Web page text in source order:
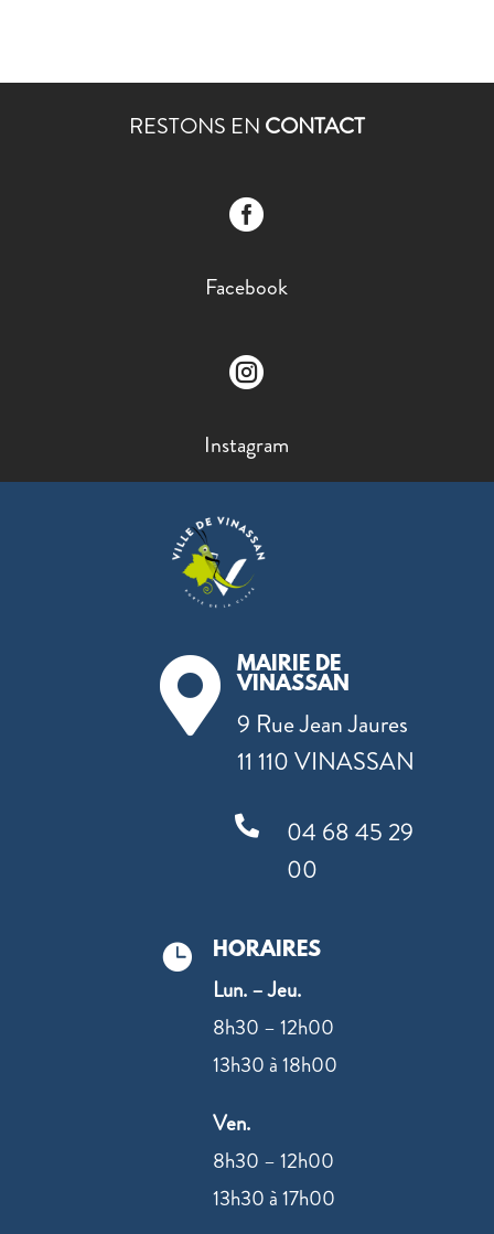
RESTONS EN CONTACT

Facebook

Instagram

MAIRIE DE
VINASSAN
9 Rue Jean Jaures
11 110 VINASSAN

04 68 45 29
00
 HORAIRES
Lun. – Jeu.
8h30 – 12h00
13h30 à 18h00
Ven.
8h30 – 12h00
13h30 à 17h00